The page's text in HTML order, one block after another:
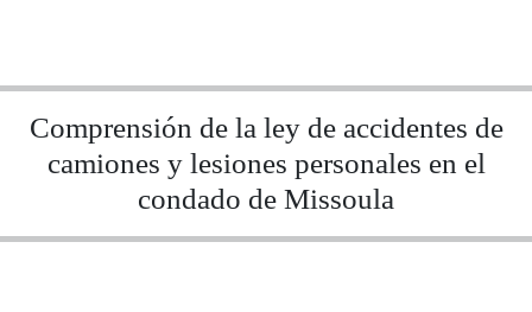
Comprensión de la ley de accidentes de
camiones y lesiones personales en el
condado de Missoula